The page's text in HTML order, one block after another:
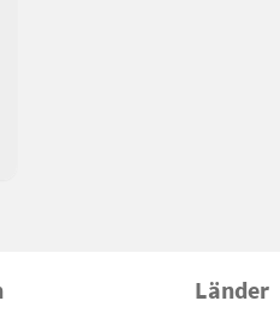
Länder